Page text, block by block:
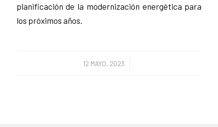
planificación de la modernización energética para
los próximos años.
12 MAYO, 2023
/